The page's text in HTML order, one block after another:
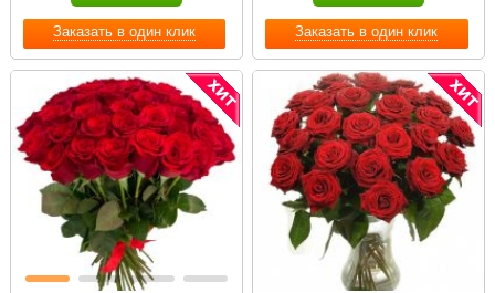
Заказать в один клик Заказать в один клик